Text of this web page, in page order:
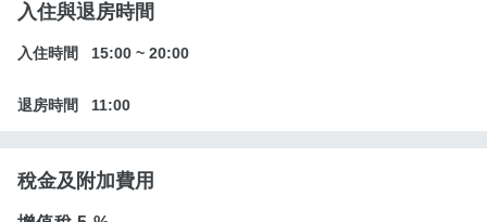
入住與退房時間
入住時間 15:00 ~ 20:00
退房時間 11:00
稅金及附加費用